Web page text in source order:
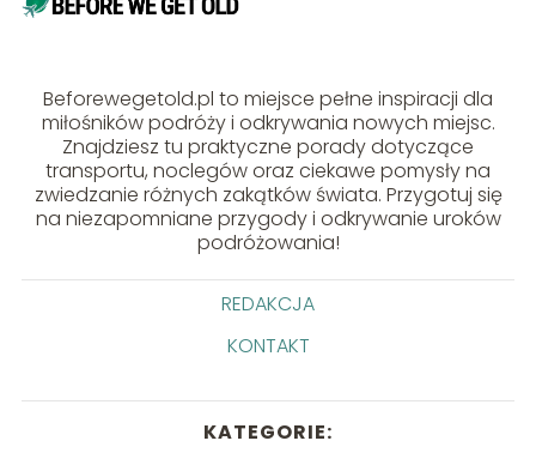
Beforewegetold.pl to miejsce pełne inspiracji dla
miłośników podróży i odkrywania nowych miejsc.
Znajdziesz tu praktyczne porady dotyczące
transportu, noclegów oraz ciekawe pomysły na
zwiedzanie różnych zakątków świata. Przygotuj się
na niezapomniane przygody i odkrywanie uroków
podróżowania!
REDAKCJA
KONTAKT
KATEGORIE: